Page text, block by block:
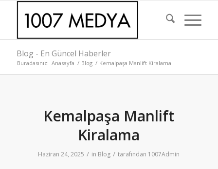
Blog - En Güncel Haberler
Buradasınız: Anasayfa / Blog / Kemalpaşa Manlift Kiralama
Kemalpaşa Manlift
Kiralama
Haziran 24, 2025 / in Blog / tarafından 1007Admin